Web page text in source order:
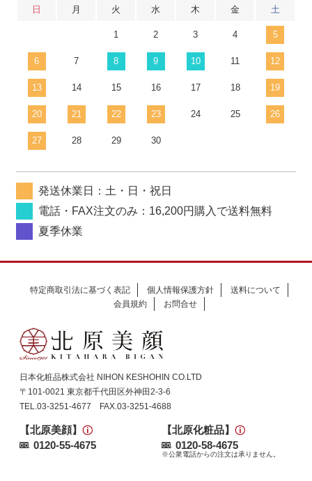
日 月 火 水 木 金 土
1 2 3 4 5
6 7 8 9 10 11 12
13 14 15 16 17 18 19
20 21 22 23 24 25 26
27 28 29 30
発送休業日：土・日・祝日
電話・FAX注文のみ：16,200円購入で送料無料
夏季休業
特定商取引法に基づく表記 個人情報保護方針
送料について
会員規約
お問合せ
日本化粧品株式会社 NIHON KESHOHIN CO.LTD
〒101-0021 東京都千代田区外神田2-3-6
TEL.03-3251-4677 FAX.03-3251-4688
【北原美顔】
0120-55-4675
【北原化粧品】
0120-58-4675
※公衆電話からの注文は承りません。